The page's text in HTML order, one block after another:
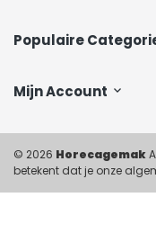
Populaire
Mijn Account
© 2026 Horecagemak
betekent dat je onze